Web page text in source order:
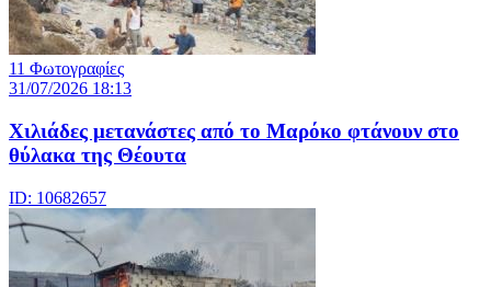
11 Φωτογραφίες
31/07/2026 18:13
Χιλιάδες μετανάστες από το Μαρόκο φτάνουν στο
θύλακα της Θέουτα
ID: 10682657